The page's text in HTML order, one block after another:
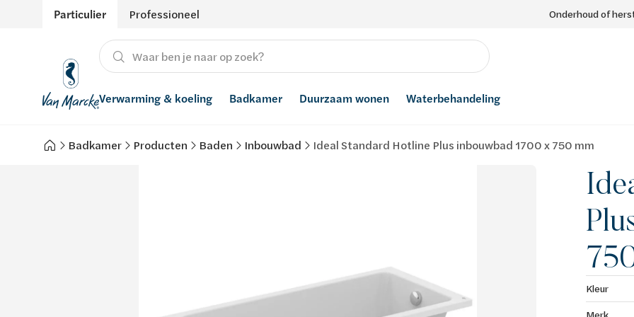
Particulier Professioneel Onderhoud of
Verwarming & koeling
Verwarming
Badkamer
Producten
Duurzaam wonen
Hernieuwbare energie
Waterbehandeling
Waterontharders
Badkamer Producten Baden Inbouwbad Ideal Standard Hotline Plus inbouwbad 1700 x 750 mm
Kleur